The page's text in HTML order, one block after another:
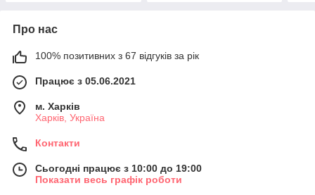
Про нас
100% позитивних з 67 відгуків за рік
Працює з 05.06.2021
м. Харків
Харків, Україна
Контакти
Сьогодні працює з 10:00 до 19:00
Показати весь графік роботи